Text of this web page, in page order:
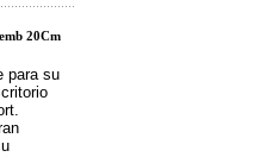
20Cm
para su